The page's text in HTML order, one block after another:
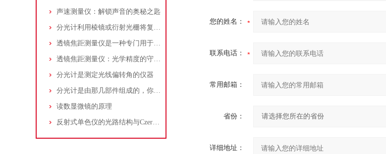
声速测量仪：解锁声音的奥秘之匙
分光计利用棱镜或衍射光栅将复合光分解成单色光
透镜焦距测量仪是一种专门用于测量透镜焦距的仪器
透镜焦距测量仪：光学精度的守护者
分光计是测定光线偏转角的仪器
分光计是由那几部件组成的，你了解吗?
读数显微镜的原理
反射式单色仪的光路结构与Czerny-Turner构型选型
您的姓名：
联系电话：
常用邮箱：
省份：
详细地址：